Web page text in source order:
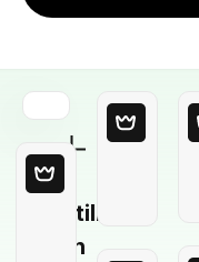
Plantilla
en